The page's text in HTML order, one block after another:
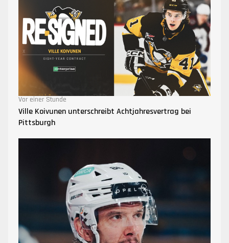
Vor einer Stunde
Ville Koivunen unterschreibt Achtjahresvertrag bei
Pittsburgh